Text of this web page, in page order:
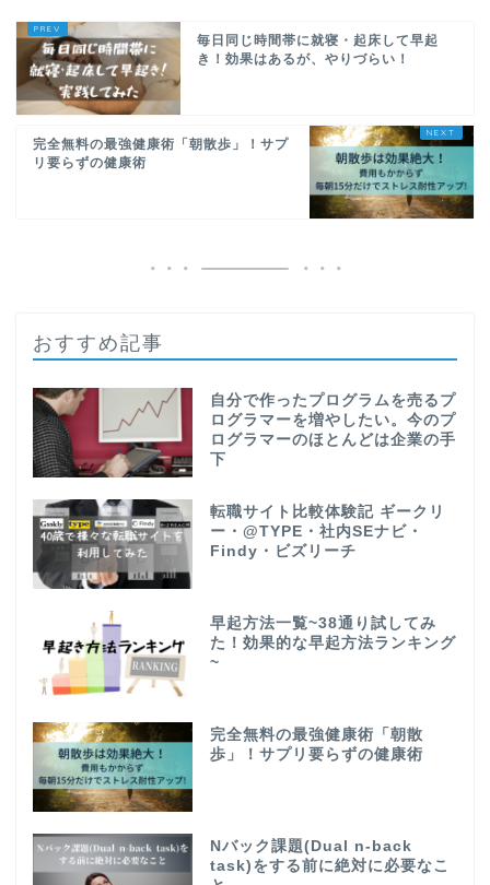
毎日同じ時間帯に就寝・起床して早起
き！効果はあるが、やりづらい！
完全無料の最強健康術「朝散歩」！サプ
リ要らずの健康術
おすすめ記事
自分で作ったプログラムを売るプ
ログラマーを増やしたい。今のプ
ログラマーのほとんどは企業の手
下
転職サイト比較体験記 ギークリ
ー・@TYPE・社内SEナビ・
Findy・ビズリーチ
早起方法一覧~38通り試してみ
た！効果的な早起方法ランキング
~
完全無料の最強健康術「朝散
歩」！サプリ要らずの健康術
Nバック課題(Dual n-back
task)をする前に絶対に必要なこ